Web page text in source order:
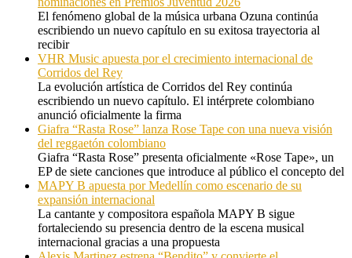
El fenómeno global de la música urbana Ozuna continúa
escribiendo un nuevo capítulo en su exitosa trayectoria al
recibir
VHR Music apuesta por el crecimiento internacional de
Corridos del Rey
La evolución artística de Corridos del Rey continúa
escribiendo un nuevo capítulo. El intérprete colombiano
anunció oficialmente la firma
Giafra “Rasta Rose” lanza Rose Tape con una nueva visión
del reggaetón colombiano
Giafra “Rasta Rose” presenta oficialmente «Rose Tape», un
EP de siete canciones que introduce al público el concepto del
MAPY B apuesta por Medellín como escenario de su
expansión internacional
La cantante y compositora española MAPY B sigue
fortaleciendo su presencia dentro de la escena musical
internacional gracias a una propuesta